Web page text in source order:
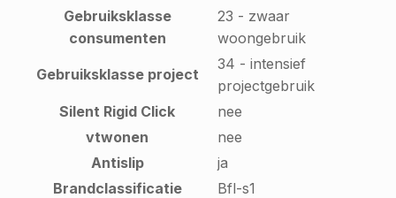
Gebruiksklasse
consumenten
23 - zwaar
woongebruik
Gebruiksklasse project
34 - intensief
projectgebruik
Silent Rigid Click
nee
vtwonen
nee
Antislip
ja
Brandclassificatie
Bfl-s1